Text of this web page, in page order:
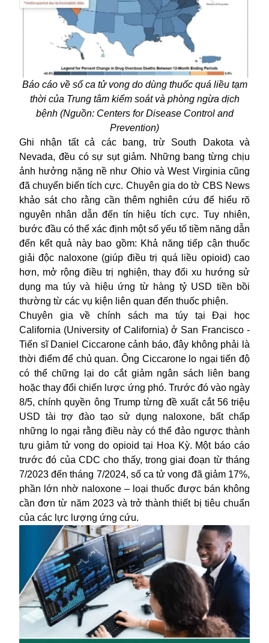
Báo cáo về số ca tử vong do dùng thuốc quá liều tạm
thời của Trung tâm kiểm soát và phòng ngừa dịch
bệnh (Nguồn: Centers for Disease Control and
Prevention)
Ghi nhận tất cả các bang, trừ South Dakota và
Nevada, đều có sự sụt giảm. Những bang từng chịu
ảnh hưởng nặng nề như Ohio và West Virginia cũng
đã chuyển biến tích cực. Chuyên gia do tờ CBS News
khảo sát cho rằng cần thêm nghiên cứu để hiểu rõ
nguyên nhân dẫn đến tín hiệu tích cực. Tuy nhiên,
bước đầu có thể xác định một số yếu tố tiềm năng dẫn
đến kết quả này bao gồm: Khả năng tiếp cận thuốc
giải độc naloxone (giúp điều trị quá liều opioid) cao
hơn, mở rộng điều trị nghiện, thay đổi xu hướng sử
dụng ma túy và hiệu ứng từ hàng tỷ USD tiền bồi
thường từ các vụ kiện liên quan đến thuốc phiện.
Chuyên gia về chính sách ma túy tại Đại học
California (University of California) ở San Francisco -
Tiến sĩ Daniel Ciccarone cảnh báo, đây không phải là
thời điểm để chủ quan. Ông Ciccarone lo ngại tiến độ
có thể chững lại do cắt giảm ngân sách liên bang
hoặc thay đổi chiến lược ứng phó. Trước đó vào ngày
8/5, chính quyền ông Trump từng đề xuất cắt 56 triệu
USD tài trợ đào tạo sử dụng naloxone, bất chấp
những lo ngại rằng điều này có thể đảo ngược thành
tựu giảm tử vong do opioid tại Hoa Kỳ. Một báo cáo
trước đó của CDC cho thấy, trong giai đoạn từ tháng
7/2023 đến tháng 7/2024, số ca tử vong đã giảm 17%,
phần lớn nhờ naloxone – loại thuốc được bán không
cần đơn từ năm 2023 và trở thành thiết bị tiêu chuẩn
của các lực lượng ứng cứu.